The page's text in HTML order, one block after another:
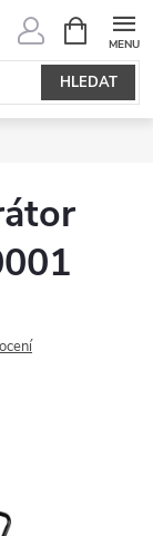
HLEDAT
NÁKUPNÍ
KOŠÍK